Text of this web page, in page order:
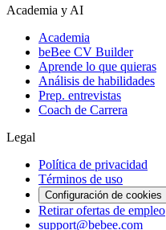
Academia y AI
Academia
beBee CV Builder
Aprende lo que quieras
Análisis de habilidades
Prep. entrevistas
Coach de Carrera
Legal
Política de privacidad
Términos de uso
Configuración de cookies
Retirar ofertas de empleo
support@bebee.com